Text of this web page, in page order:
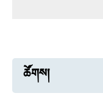
ཚོགས།